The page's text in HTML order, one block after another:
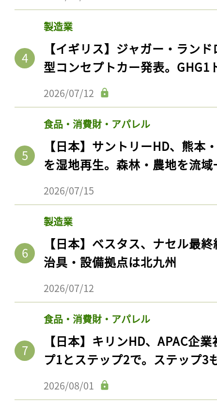
製造業
【イギリス】ジャガー・ラン
型コンセプトカー発表。GHG1
2026/07/12
食品・消費財・アパレル
【日本】サントリーHD、熊本
を湿地再生。森林・農地を流
2026/07/15
製造業
【日本】ベスタス、ナセル最
治具・設備拠点は北九州
2026/07/12
食品・消費財・アパレル
【日本】キリンHD、APAC企
プ1とステップ2で。ステップ3
2026/08/01